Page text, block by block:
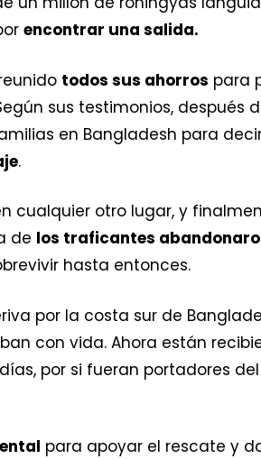
encontrar una salida.
todos sus ahorros para
sus testimonios, después
en Bangladesh para
.
cualquier otro lugar, y
de los traficantes
hasta entonces.
por la costa sur de
con vida. Ahora están
por si fueran portadores del
para apoyar el rescate y